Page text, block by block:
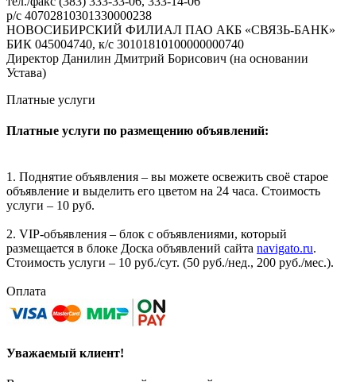
р/с 40702810301330000238
НОВОСИБИРСКИЙ ФИЛИАЛ ПАО АКБ «СВЯЗЬ-БАНК»
БИК 045004740, к/с 30101810100000000740
Директор Данилин Дмитрий Борисович (на основании
Устава)
Платные услуги
Платные услуги по размещению объявлений:
1. Поднятие объявления – вы можете освежить своё старое
объявление и выделить его цветом на 24 часа. Стоимость
услуги – 10 руб.
2. VIP-объявления – блок с объявлениями, который
размещается в блоке Доска объявлений сайта navigato.ru.
Стоимость услуги – 10 руб./сут. (50 руб./нед., 200 руб./мес.).
Оплата
Уважаемый клиент!